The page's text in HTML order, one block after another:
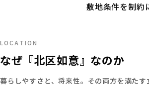
敷地条件を制約
LOCATION
なぜ『北区如意』なのか
暮らしやすさと、将来性。その両方を満たす